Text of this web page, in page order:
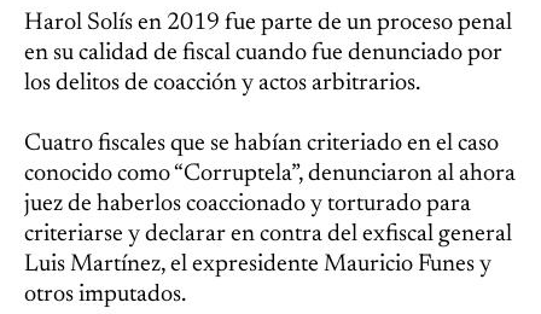
Harol Solís en 2019 fue parte de un proceso penal
en su calidad de fiscal cuando fue denunciado por
los delitos de coacción y actos arbitrarios.
Cuatro fiscales que se habían criteriado en el caso
conocido como “Corruptela”, denunciaron al ahora
juez de haberlos coaccionado y torturado para
criteriarse y declarar en contra del exfiscal general
Luis Martínez, el expresidente Mauricio Funes y
otros imputados.